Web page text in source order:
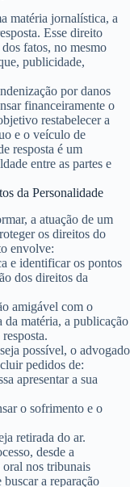
matéria jornalística, a
Esse direito
fatos, no mesmo
publicidade,
por danos
financeiramente o
restabelecer a
e o veículo de
resposta é um
entre as partes e
da Personalidade
a atuação de um
os direitos do
envolve:
e identificar os pontos
dos direitos da
amigável com o
matéria, a publicação
possível, o advogado
pedidos de:
apresentar a sua
o sofrimento e o
retirada do ar.
desde a
oral nos tribunais
a reparação